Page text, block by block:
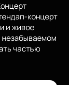
концерт
и живое
незабываемом
частью